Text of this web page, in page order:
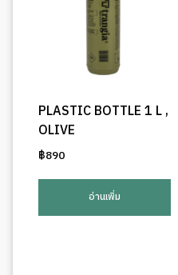
PLASTIC BOTTLE 1 L ,
OLIVE
฿890
อ่านเพิ่ม